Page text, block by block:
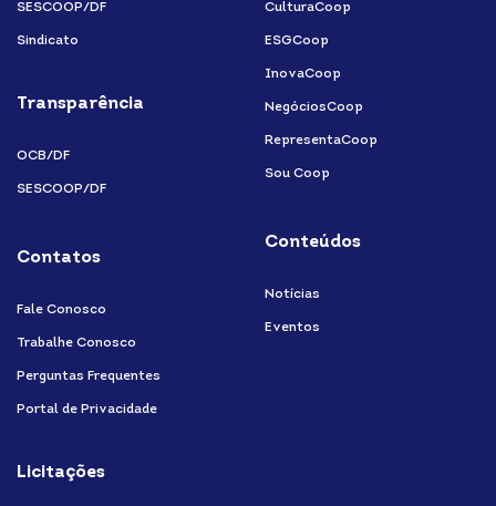
SESCOOP/DF
Sindicato
Transparência
OCB/DF
SESCOOP/DF
Contatos
Fale Conosco
Trabalhe Conosco
Perguntas Frequentes
Portal de Privacidade
Licitações
CulturaCoop
ESGCoop
InovaCoop
NegóciosCoop
RepresentaCoop
Sou Coop
Conteúdos
Notícias
Eventos